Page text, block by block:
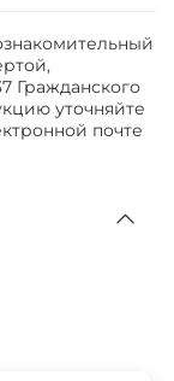
Гражданского
уточняйте
почте